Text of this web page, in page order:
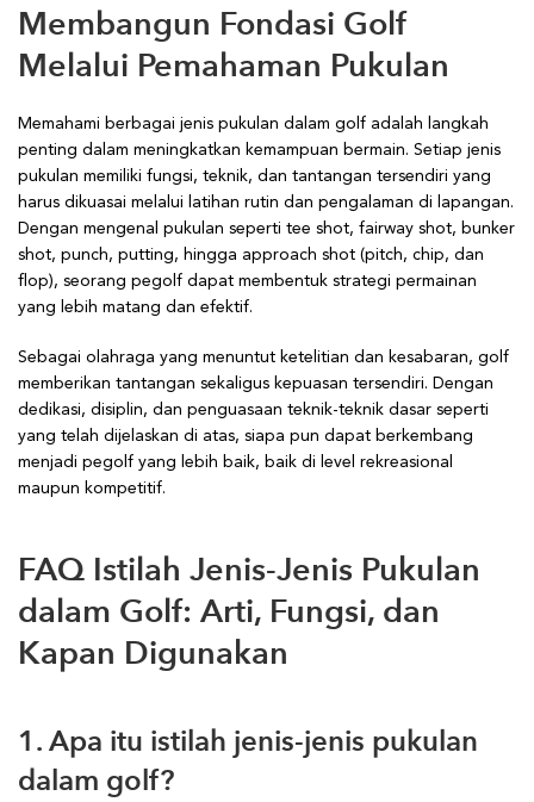
Membangun Fondasi Golf
Melalui Pemahaman Pukulan
Memahami berbagai jenis pukulan dalam golf adalah langkah
penting dalam meningkatkan kemampuan bermain. Setiap jenis
pukulan memiliki fungsi, teknik, dan tantangan tersendiri yang
harus dikuasai melalui latihan rutin dan pengalaman di lapangan.
Dengan mengenal pukulan seperti tee shot, fairway shot, bunker
shot, punch, putting, hingga approach shot (pitch, chip, dan
flop), seorang pegolf dapat membentuk strategi permainan
yang lebih matang dan efektif.
Sebagai olahraga yang menuntut ketelitian dan kesabaran, golf
memberikan tantangan sekaligus kepuasan tersendiri. Dengan
dedikasi, disiplin, dan penguasaan teknik-teknik dasar seperti
yang telah dijelaskan di atas, siapa pun dapat berkembang
menjadi pegolf yang lebih baik, baik di level rekreasional
maupun kompetitif.
FAQ Istilah Jenis-Jenis Pukulan
dalam Golf: Arti, Fungsi, dan
Kapan Digunakan
1. Apa itu istilah jenis-jenis pukulan
dalam golf?